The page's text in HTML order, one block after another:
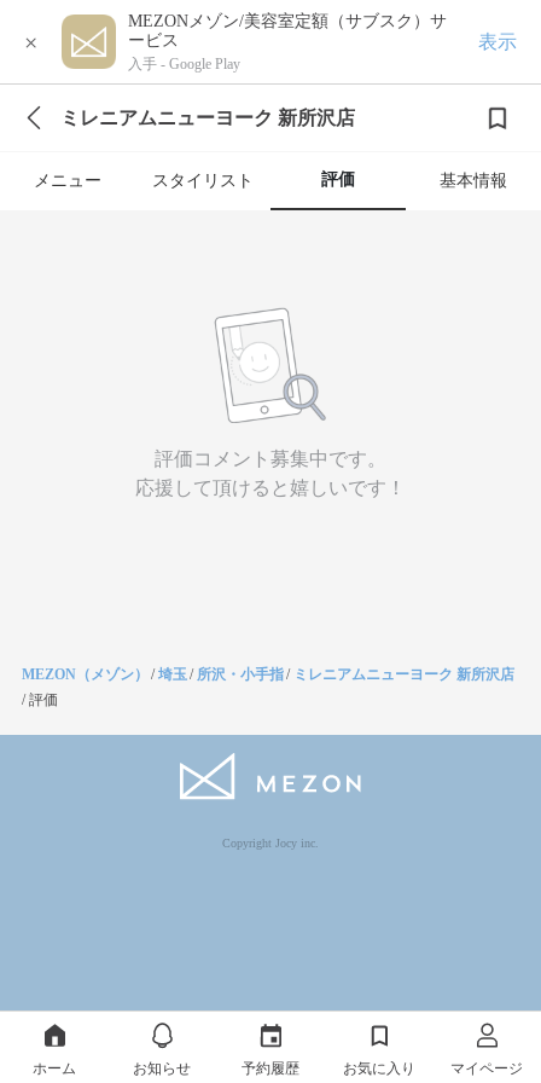
×
MEZONメゾン/美容室定額（サブスク）サ
ービス
入手 - Google Play
表示
ミレニアムニューヨーク 新所沢店
メニュー スタイリスト 評価 基本情報
評価コメント募集中です。
応援して頂けると嬉しいです！
MEZON（メゾン） /埼玉/ 所沢・小手指/ ミレニアムニューヨーク 新所沢店
/評価
Copyright Jocy inc.
ホーム お知らせ 予約履歴 お気に入り マイページ